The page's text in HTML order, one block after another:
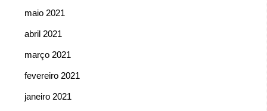
maio 2021
abril 2021
março 2021
fevereiro 2021
janeiro 2021